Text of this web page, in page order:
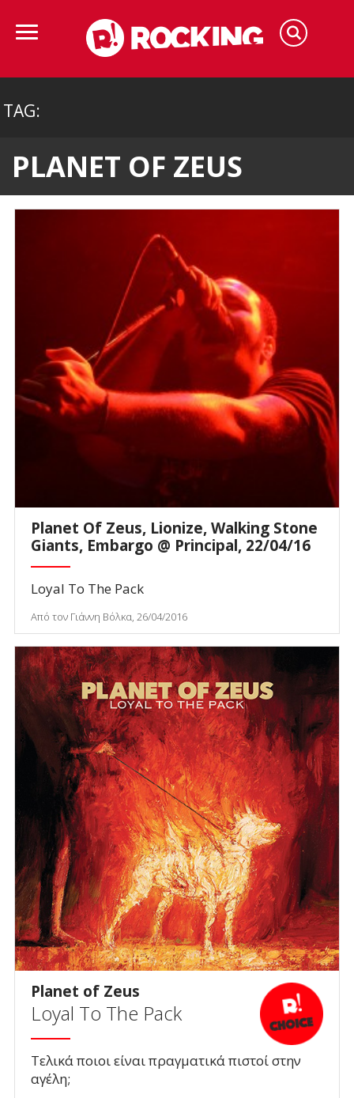
TAG:
PLANET OF ZEUS
Planet Of Zeus, Lionize, Walking Stone
Giants, Embargo @ Principal, 22/04/16
Loyal To The Pack
Από τον Γιάννη Βόλκα, 26/04/2016
Planet of Zeus
Loyal To The Pack
Τελικά ποιοι είναι πραγματικά πιστοί στην
αγέλη;